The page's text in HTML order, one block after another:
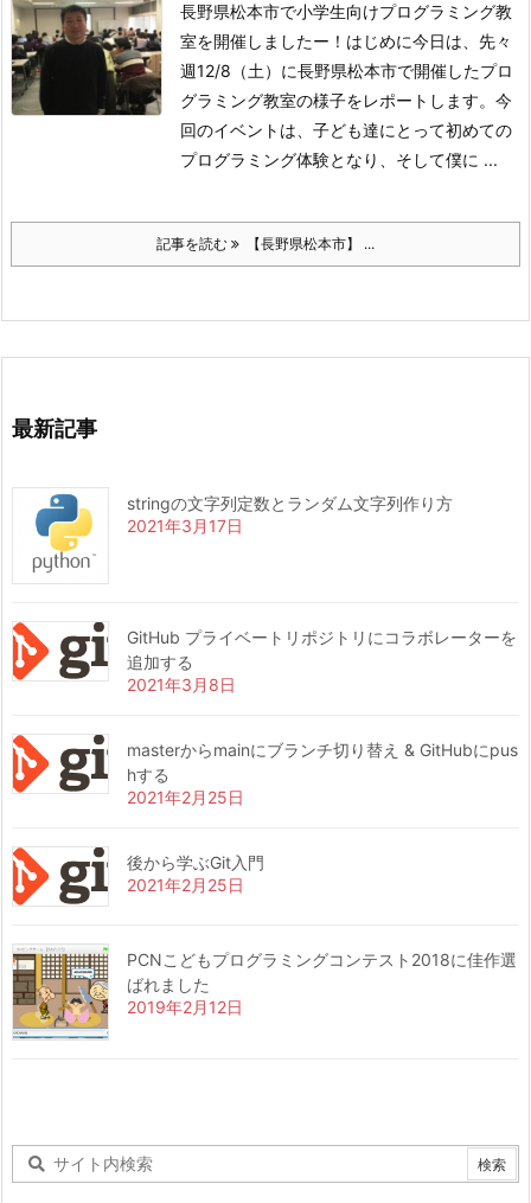
長野県松本市で小学生向けプログラミング教
室を開催しましたー！はじめに今日は、先々
週12/8（土）に長野県松本市で開催したプロ
グラミング教室の様子をレポートします。今
回のイベントは、子ども達にとって初めての
プログラミング体験となり、そして僕に ...
記事を読む 【長野県松本市】 ...
最新記事
stringの文字列定数とランダム文字列作り方
2021年3月17日
GitHub プライベートリポジトリにコラボレーターを
追加する
2021年3月8日
masterからmainにブランチ切り替え & GitHubにpus
hする
2021年2月25日
後から学ぶGit入門
2021年2月25日
PCNこどもプログラミングコンテスト2018に佳作選
ばれました
2019年2月12日